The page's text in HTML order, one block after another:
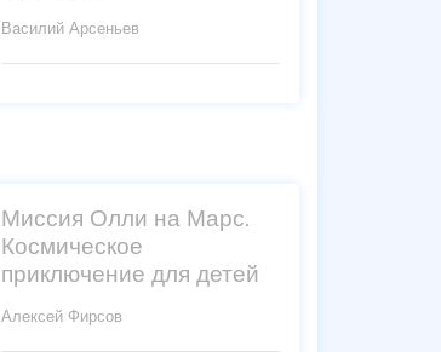
Василий Арсеньев
Миссия Олли на Марс.
Космическое
приключение для детей
Алексей Фирсов